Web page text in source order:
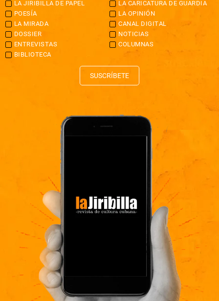
LA JIRIBILLA DE PAPEL
LA CARICATURA DE GUARDIA
POESÍA
LA OPINIÓN
LA MIRADA
CANAL DIGITAL
DOSSIER
NOTICIAS
ENTREVISTAS
COLUMNAS
BIBLIOTECA
SUSCRÍBETE